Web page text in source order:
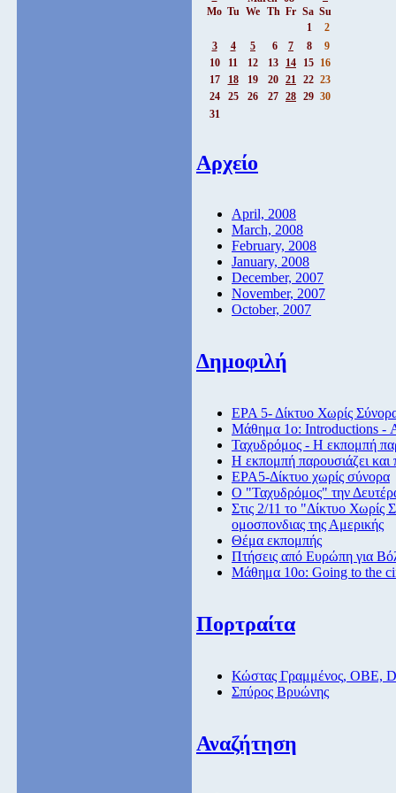
Mo Tu We Th Fr Sa Su
1
2
3
4 5 6 7 8
9
10
11 12 13 14 15
16
17
18 19 20 21 22 23
24
25 26 27 28 29 30
31
Αρχείο
April, 2008
March, 2008
February, 2008
January, 2008
December, 2007
November, 2007
October, 2007
Δημοφιλή
ΕΡΑ 5- Δίκτυο Χωρίς
Μάθημα 1ο: Introductions -
Ταχυδρόμος - Η εκπομπή
Η εκπομπή παρουσιάζει και
ΕΡΑ5-Δίκτυο χωρίς σύνορα
Ο "Ταχυδρόμος" την
Στις 2/11 το "Δίκτυο Χωρίς
ομοσπονδιας της Αμερικής
Θέμα εκπομπής
Πτήσεις από Eυρώπη για
Μάθημα 10ο: Going to the
Πορτραίτα
Κώστας Γραμμένος, ΟΒΕ,
Σπύρος Βρυώνης
Αναζήτηση